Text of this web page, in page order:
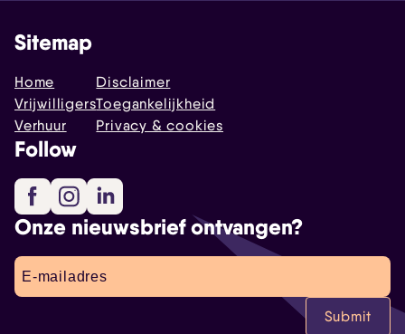
Sitemap
Home
Vrijwilligers
Verhuur
Disclaimer
Toegankelijkheid
Privacy & cookies
Follow
FacebookInstagram
Onze nieuwsbrief ontvangen?